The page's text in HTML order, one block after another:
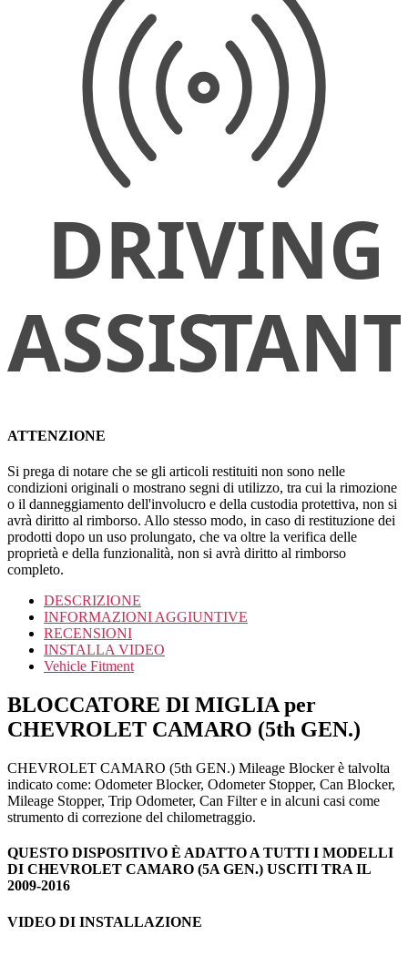
ATTENZIONE
Si prega di notare che se gli articoli restituiti non sono nelle
condizioni originali o mostrano segni di utilizzo, tra cui la rimozione
o il danneggiamento dell'involucro e della custodia protettiva, non si
avrà diritto al rimborso. Allo stesso modo, in caso di restituzione dei
prodotti dopo un uso prolungato, che va oltre la verifica delle
proprietà e della funzionalità, non si avrà diritto al rimborso
completo.
DESCRIZIONE
INFORMAZIONI AGGIUNTIVE
RECENSIONI
INSTALLA VIDEO
Vehicle Fitment
BLOCCATORE DI MIGLIA per
CHEVROLET CAMARO (5th GEN.)
CHEVROLET CAMARO (5th GEN.) Mileage Blocker è talvolta
indicato come: Odometer Blocker, Odometer Stopper, Can Blocker,
Mileage Stopper, Trip Odometer, Can Filter e in alcuni casi come
strumento di correzione del chilometraggio.
QUESTO DISPOSITIVO È ADATTO A TUTTI I MODELLI
DI CHEVROLET CAMARO (5A GEN.) USCITI TRA IL
2009-2016
VIDEO DI INSTALLAZIONE